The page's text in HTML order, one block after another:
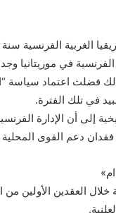
الفرنسية في موريتانيا
فضلت اعتماد سياسة
في تلك الفترة.
إلى أن الإدارة
دعم القوى
خلال العقدين الأولين